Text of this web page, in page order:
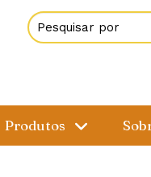
Produtos